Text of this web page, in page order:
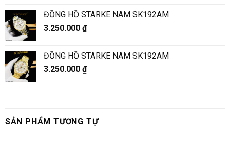
ĐỒNG HỒ STARKE NAM SK192AM
3.250.000 ₫
ĐỒNG HỒ STARKE NAM SK192AM
3.250.000 ₫
SẢN PHẨM TƯƠNG TỰ